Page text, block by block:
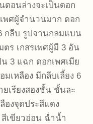
ตอนล่างจะเป็นดอก
พศผู้จำนวนมาก ดอก
กลีบ รูปจานกลมแบน
ร เกสรเพศผู้มี 3 อัน
3 แฉก ดอกเพศเมีย
เหลือง มีกลีบเลี้ยง 6
เรียงสองชั้น ชั้นละ
องจุดประสีแดง
เขียวอ่อน ฉ่ำน้ำ